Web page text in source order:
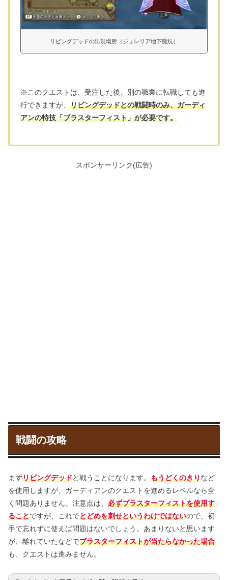
リビングデッドの出現場所（ジュレリア地下廃坑）
※このクエストは、受注した後、別の職業に転職しても進
行できますが、 リビングデッドとの戦闘時のみ、ガーディ
アンの特技「ブラスターフィスト」が必要です。
スポンサーリンク(広告)
戦闘の攻略
まずリビングデッドと戦うことになります。 もうどくのきりなど
を使用しますが、ガーディアンのクエストを進めるレベルなら全
く問題ありません。注意点は、 必ずブラスターフィストを使用す
ることですが、これでとどめを刺せというわけではないので、初
手で忘れずに使えば問題はないでしょう。あまりないと思います
が、離れていたなどでブラスターフィストが当たらなかった場合
も、クエストは進みません。